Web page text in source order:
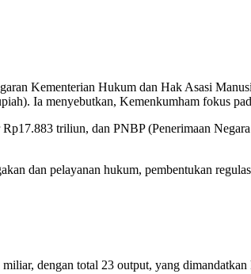
Kementerian Hukum dan Hak Asasi
Ia menyebutkan, Kemenkumham fokus
triliun, dan PNBP (Penerimaan
dan pelayanan hukum, pembentukan
dengan total 23 output, yang